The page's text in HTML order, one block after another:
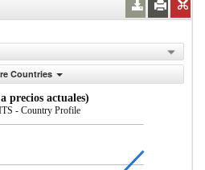
Countries
precios actuales)
- Country Profile